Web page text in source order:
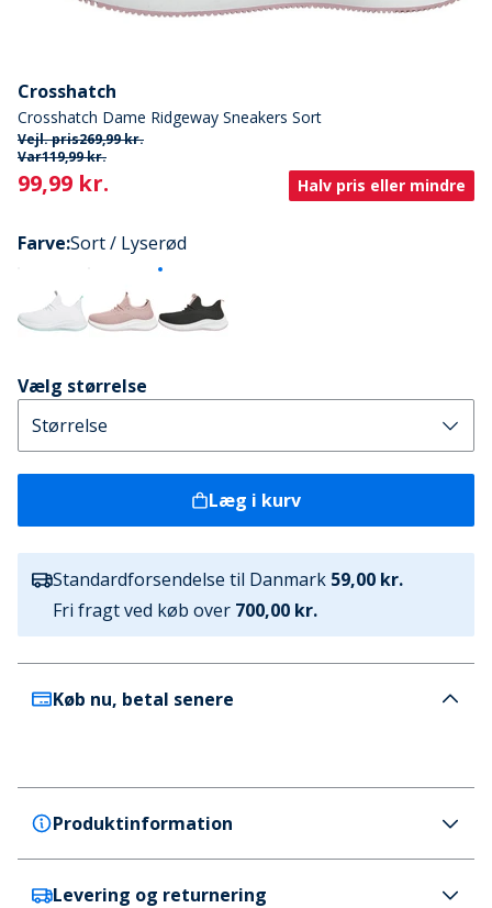
Crosshatch
Crosshatch Dame Ridgeway Sneakers Sort
Vejl. pris269,99 kr.
Var119,99 kr.
Current
99,99 kr. Halv pris eller mindre
Farve:Sort / Lyserød
Vælg størrelse
Læg i kurv
Standardforsendelse til Danmark 59,00 kr.
Fri fragt ved køb over 700,00 kr.
Køb nu, betal senere
Produktinformation
Crosshatch
Levering og returnering